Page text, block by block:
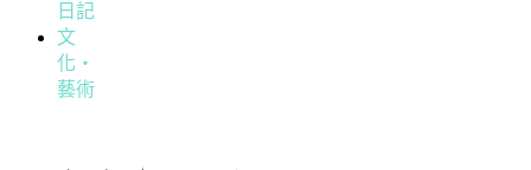
日記
文
化・
藝術